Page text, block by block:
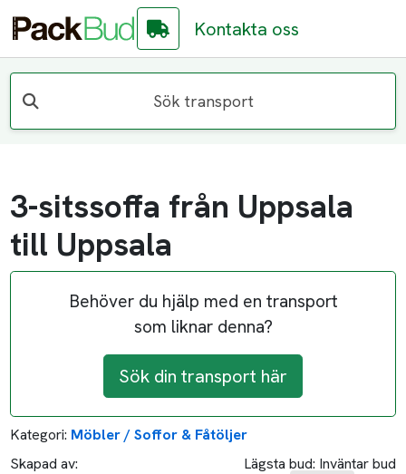
Kontakta oss
Sök transport
3-sitssoffa från Uppsala
till Uppsala
Behöver du hjälp med en transport
som liknar denna?
Sök din transport här
Kategori: Möbler / Soffor & Fåtöljer
Skapad av:
Lägsta bud: Inväntar bud